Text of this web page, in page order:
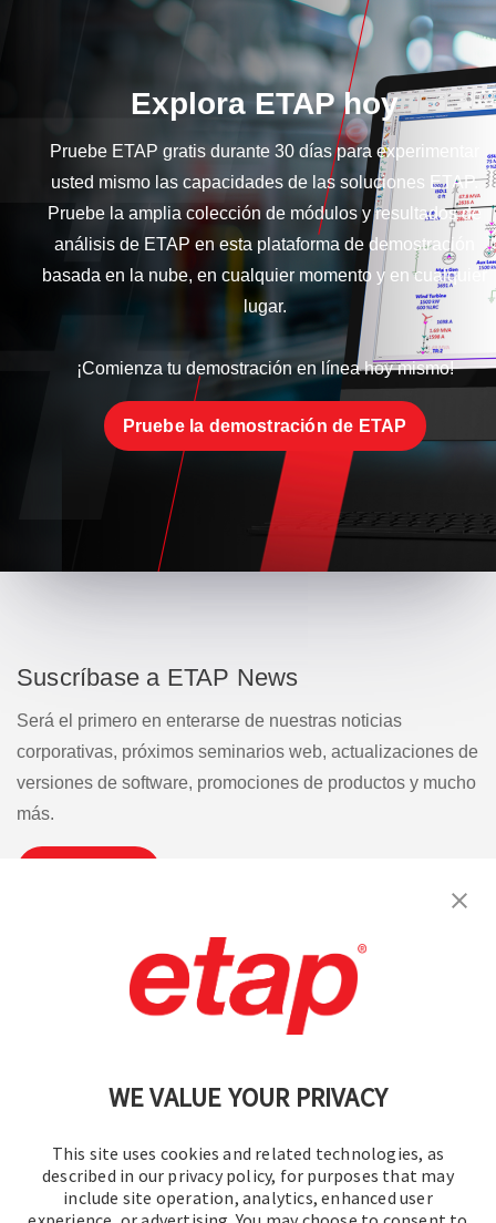
WE VALUE YOUR PRIVACY
This site uses cookies and related technologies, as
described in our privacy policy, for purposes that may
include site operation, analytics, enhanced user
Explora ETAP hoy
Pruebe ETAP gratis durante 30 días para experimentar
usted mismo las capacidades de las soluciones ETAP.
Pruebe la amplia colección de módulos y resultados de
análisis de ETAP en esta plataforma de demostración
basada en la nube, en cualquier momento y en cualquier
lugar.
¡Comienza tu demostración en línea hoy mismo!
Pruebe la demostración de ETAP
Suscríbase a ETAP News
Será el primero en enterarse de nuestras noticias
corporativas, próximos seminarios web, actualizaciones de
versiones de software, promociones de productos y mucho
más.
Contáctenos | Condiciones de uso
política de privacidad Mapa del sitio